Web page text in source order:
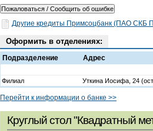
Другие кредиты Примсоцбанк (ПАО СКБ
Оформить в отделениях:
Подразделение Адрес
Филиал
Уткина Иосифа, 24
Перейти к информации о банке >>
Круглый стол "Квадратный